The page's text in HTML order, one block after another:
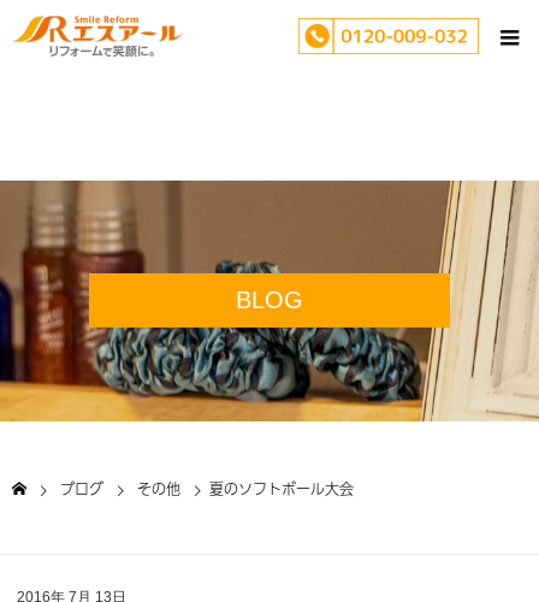
BLOG
ブログ その他 夏のソフトボール大会
2016年 7月 13日